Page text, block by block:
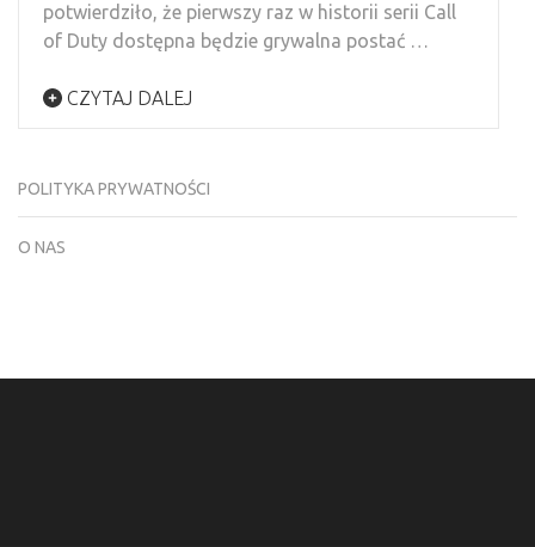
potwierdziło, że pierwszy raz w historii serii Call
of Duty dostępna będzie grywalna postać …
CZYTAJ DALEJ
POLITYKA PRYWATNOŚCI
O NAS